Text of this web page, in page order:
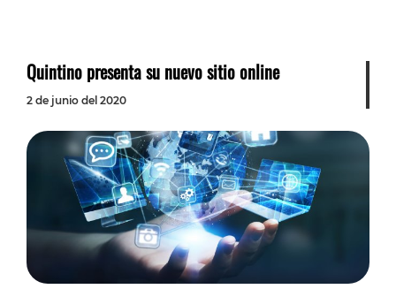
Quintino presenta su nuevo sitio online
2 de junio del 2020